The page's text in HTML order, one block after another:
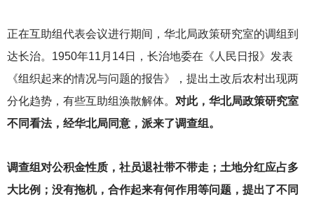
正在互助组代表会议进行期间，华北局政策研究室的调组到
达长治。1950年11月14日，长治地委在《人民日报》发表
《组织起来的情况与问题的报告》，提出土改后农村出现两
分化趋势，有些互助组涣散解体。 对此，华北局政策研究室
不同看法，经华北局同意，派来了调查组。
调查组对公积金性质，社员退社带不带走；土地分红应占多
大比例；没有拖机，合作起来有何作用等问题，提出了不同